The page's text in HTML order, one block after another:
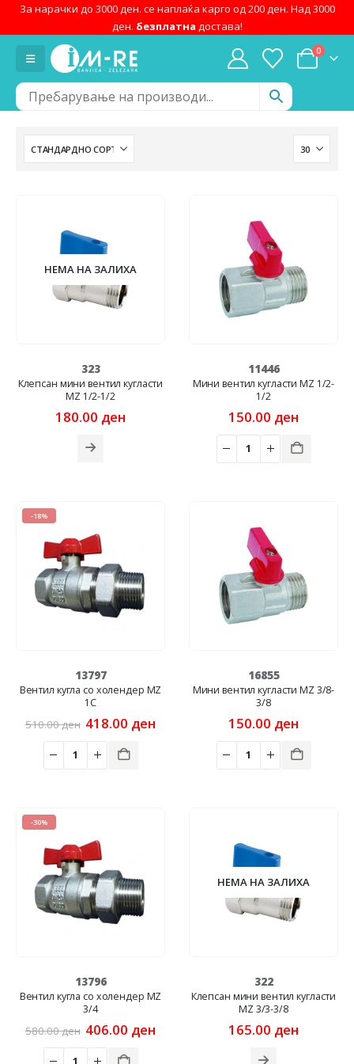
За нарачки до 3000 ден. се наплаќа карго од 200 ден. Над 3000
ден. безплатна достава!
0
НЕМА НА ЗАЛИХА
323
Клепсан мини вентил кугласти
MZ 1/2-1/2
180.00 ден
11446
Мини вентил кугласти MZ 1/2-
1/2
150.00 ден
-18%
13797
Вентил кугла со холендер MZ
1C
510.00ден Original
was:
510.00 ден.
418.00 ден
418.00 ден.
16855
Мини вентил кугласти MZ 3/8-
3/8
150.00 ден
-30%
13796
Вентил кугла со холендер MZ
3/4
580.00ден Original
was:
406.00 ден
НЕМА НА ЗАЛИХА
322
Клепсан мини вентил кугласти
MZ 3/3-3/8
165.00 ден